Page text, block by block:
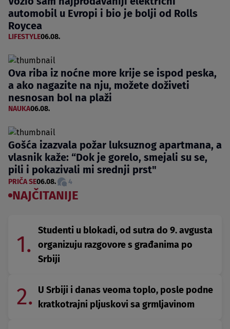
automobil u Evropi i bio je bolji od Rolls
Roycea
LIFESTYLE06.08.
Ova riba iz noćne more krije se ispod peska,
a ako nagazite na nju, možete doživeti
nesnosan bol na plaži
NAUKA06.08.
Gošća izazvala požar luksuznog apartmana, a
vlasnik kaže: “Dok je gorelo, smejali su se,
pili i pokazivali mi srednji prst"
PRIČA SE06.08. 4
NAJČITANIJE
1.
Studenti u blokadi, od sutra do 9. avgusta
organizuju razgovore s građanima po
Srbiji
2. U Srbiji i danas veoma toplo, posle podne
kratkotrajni pljuskovi sa grmljavinom